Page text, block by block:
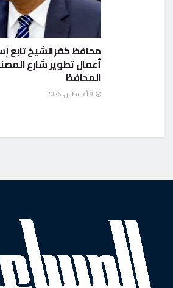
محافظ كفرالشيخ تابع
أعمال تطوير شارع
المحافظ